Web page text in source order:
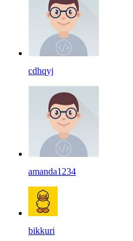
cdhqyj
amanda1234
bikkuri